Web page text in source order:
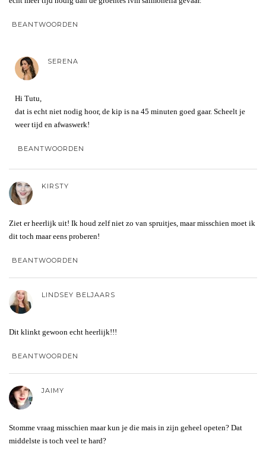
BEANTWOORDEN
SERENA
Hi Tutu,
dat is echt niet nodig hoor, de kip is na 45 minuten goed gaar. Scheelt je
weer tijd en afwaswerk!
BEANTWOORDEN
KIRSTY
Ziet er heerlijk uit! Ik houd zelf niet zo van spruitjes, maar misschien moet ik
dit toch maar eens proberen!
BEANTWOORDEN
LINDSEY BELJAARS
Dit klinkt gewoon echt heerlijk!!!
BEANTWOORDEN
JAIMY
Stomme vraag misschien maar kun je die mais in zijn geheel opeten? Dat
middelste is toch veel te hard?